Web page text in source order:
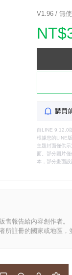
V1.96 / 無
購買
自LINE 9.12.0
根據您的LINE
主題封面僅供
面。部分圖片
本，部分畫面設
售報告給內容創作者。
所註冊的國家或地區，